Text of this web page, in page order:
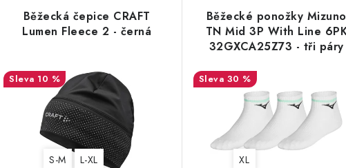
Běžecká čepice CRAFT
Lumen Fleece 2 - černá
10 %
S-M L-XL
Běžecké ponožky Mizuno
TN Mid 3P With Line
32GXCA25Z73 - tři páry
30 %
XL